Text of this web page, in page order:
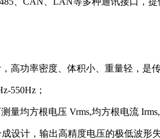
高功率密度、体积小、重量轻，是
550Hz；
量均方根电压 Vrms,均方根电流
设计，输出高精度电压的极低波形失